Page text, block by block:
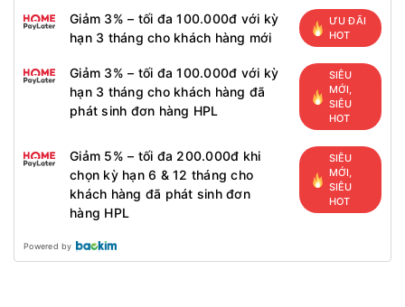
Giảm 3% – tối đa 100.000đ với kỳ
hạn 3 tháng cho khách hàng mới
ƯU ĐÃI
HOT
Giảm 3% – tối đa 100.000đ với kỳ
hạn 3 tháng cho khách hàng đã
phát sinh đơn hàng HPL
SIÊU
MỚI,
SIÊU
HOT
Giảm 5% – tối đa 200.000đ khi
chọn kỳ hạn 6 & 12 tháng cho
khách hàng đã phát sinh đơn
hàng HPL
SIÊU
MỚI,
SIÊU
HOT
Powered by